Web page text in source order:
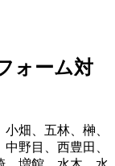
ォーム対
小畑 五林 榊
中野目 西豊田